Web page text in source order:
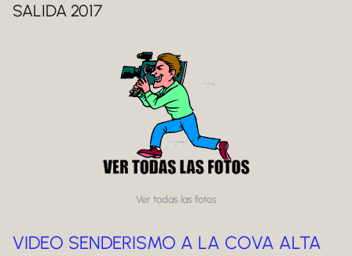
SALIDA 2017
Ver todas las fotos
VIDEO SENDERISMO A LA COVA ALTA